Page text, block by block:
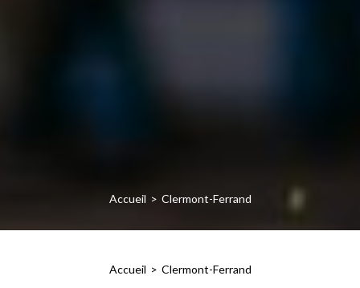
Accueil Clermont-Ferrand
Accueil Clermont-Ferrand